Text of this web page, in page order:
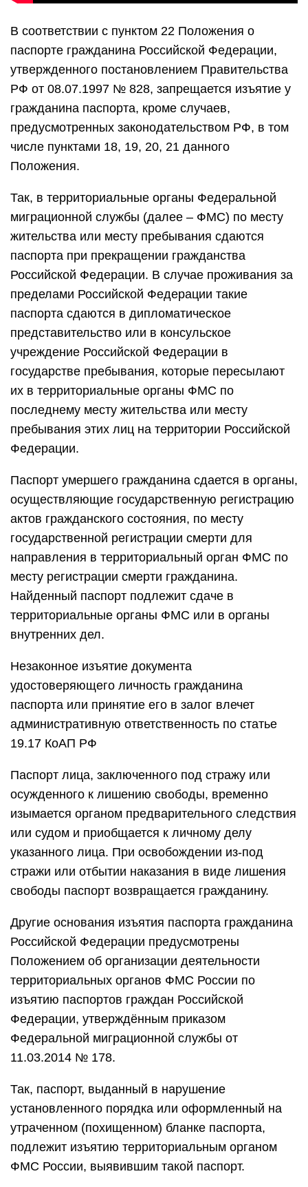
В соответствии с пунктом 22 Положения о
паспорте гражданина Российской Федерации,
утвержденного постановлением Правительства
РФ от 08.07.1997 № 828, запрещается изъятие у
гражданина паспорта, кроме случаев,
предусмотренных законодательством РФ, в том
числе пунктами 18, 19, 20, 21 данного
Положения.
Так, в территориальные органы Федеральной
миграционной службы (далее – ФМС) по месту
жительства или месту пребывания сдаются
паспорта при прекращении гражданства
Российской Федерации. В случае проживания за
пределами Российской Федерации такие
паспорта сдаются в дипломатическое
представительство или в консульское
учреждение Российской Федерации в
государстве пребывания, которые пересылают
их в территориальные органы ФМС по
последнему месту жительства или месту
пребывания этих лиц на территории Российской
Федерации.
Паспорт умершего гражданина сдается в органы,
осуществляющие государственную регистрацию
актов гражданского состояния, по месту
государственной регистрации смерти для
направления в территориальный орган ФМС по
месту регистрации смерти гражданина.
Найденный паспорт подлежит сдаче в
территориальные органы ФМС или в органы
внутренних дел.
Незаконное изъятие документа
удостоверяющего личность гражданина
паспорта или принятие его в залог влечет
административную ответственность по статье
19.17 КоАП РФ
Паспорт лица, заключенного под стражу или
осужденного к лишению свободы, временно
изымается органом предварительного следствия
или судом и приобщается к личному делу
указанного лица. При освобождении из-под
стражи или отбытии наказания в виде лишения
свободы паспорт возвращается гражданину.
Другие основания изъятия паспорта гражданина
Российской Федерации предусмотрены
Положением об организации деятельности
территориальных органов ФМС России по
изъятию паспортов граждан Российской
Федерации, утверждённым приказом
Федеральной миграционной службы от
11.03.2014 № 178.
Так, паспорт, выданный в нарушение
установленного порядка или оформленный на
утраченном (похищенном) бланке паспорта,
подлежит изъятию территориальным органом
ФМС России, выявившим такой паспорт.